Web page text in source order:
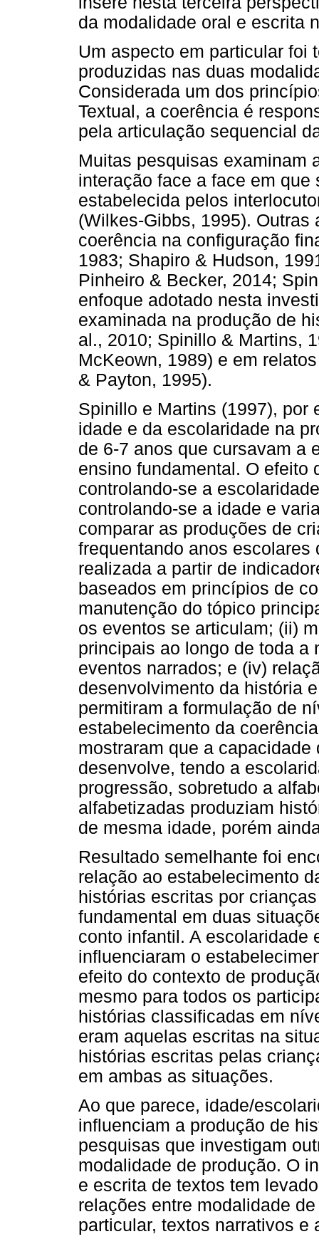
da modalidade oral e escrita
Um aspecto em particular foi
produzidas nas duas
Considerada um dos
Textual, a coerência é
pela articulação sequencial
Muitas pesquisas examinam
interação face a face em
estabelecida pelos
(Wilkes-Gibbs, 1995).
coerência na configuração
1983; Shapiro & Hudson,
Pinheiro & Becker, 2014;
enfoque adotado nesta
examinada na produção de
al., 2010; Spinillo & Martins,
McKeown, 1989) e em
& Payton, 1995).
Spinillo e Martins (1997), por
idade e da escolaridade na
de 6-7 anos que cursavam a
ensino fundamental. O efeito
controlando-se a
controlando-se a idade e
comparar as produções de
frequentando anos
realizada a partir de
baseados em princípios de
manutenção do tópico
os eventos se articulam; (ii)
principais ao longo de toda a
eventos narrados; e (iv)
desenvolvimento da história
permitiram a formulação de
estabelecimento da
mostraram que a
desenvolve, tendo a
progressão, sobretudo a
alfabetizadas produziam
de mesma idade, porém
Resultado semelhante foi
relação ao estabelecimento
histórias escritas por
fundamental em duas
conto infantil. A escolaridade
influenciaram o
efeito do contexto de
mesmo para todos os
histórias classificadas em
eram aquelas escritas na
histórias escritas pelas
em ambas as situações.
Ao que parece, idade/
influenciam a produção de
pesquisas que investigam
modalidade de produção. O
e escrita de textos tem
relações entre modalidade
particular, textos narrativos e